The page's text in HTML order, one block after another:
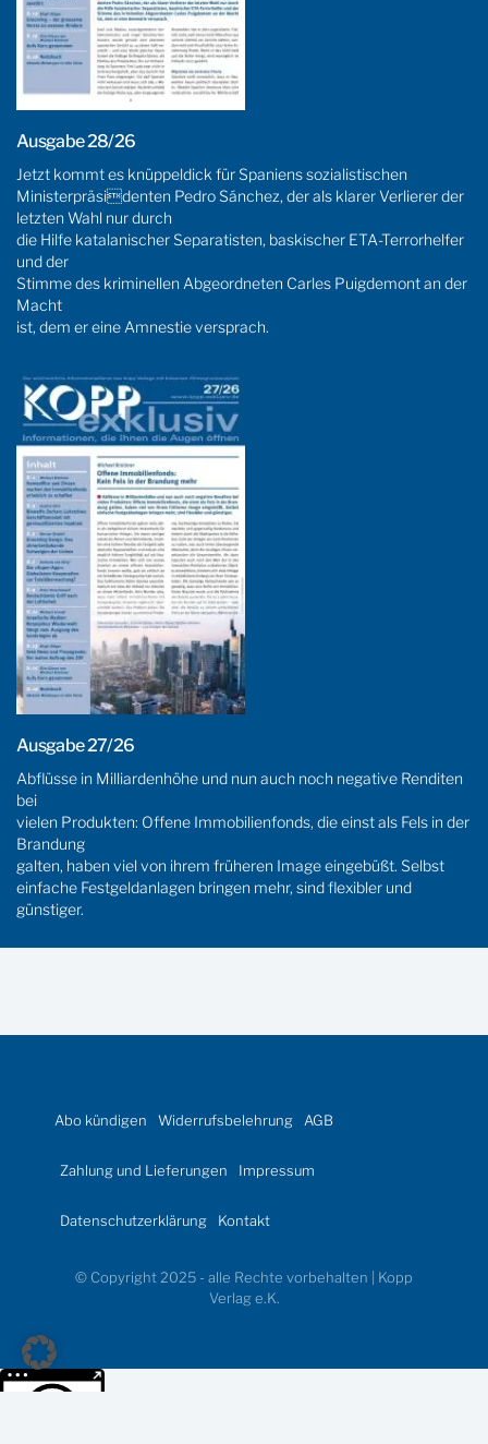
Ausgabe 28/26
Jetzt kommt es knüppeldick für Spaniens sozialistischen
Ministerpräsidenten Pedro Sánchez, der als klarer Verlierer der
letzten Wahl nur durch
die Hilfe katalanischer Separatisten, baskischer ETA-Terrorhelfer
und der
Stimme des kriminellen Abgeordneten Carles Puigdemont an der
Macht
ist, dem er eine Amnestie versprach.
Ausgabe 27/26
Abflüsse in Milliardenhöhe und nun auch noch negative Renditen
bei
vielen Produkten: Offene Immobilienfonds, die einst als Fels in der
Brandung
galten, haben viel von ihrem früheren Image eingebüßt. Selbst
einfache Festgeldanlagen bringen mehr, sind flexibler und
günstiger.
Abo kündigen Widerrufsbelehrung AGB
Zahlung und Lieferungen Impressum
Datenschutzerklärung Kontakt
© Copyright 2025 - alle Rechte vorbehalten | Kopp
Verlag e.K.
Weitere Informationen über den gesperrten Inhalt.